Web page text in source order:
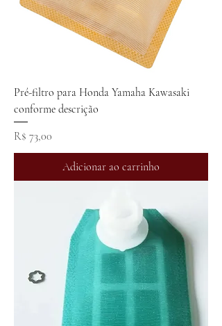
Pré-filtro para Honda Yamaha Kawasaki
conforme descrição
Preço
R$ 73,00
Adicionar ao carrinho